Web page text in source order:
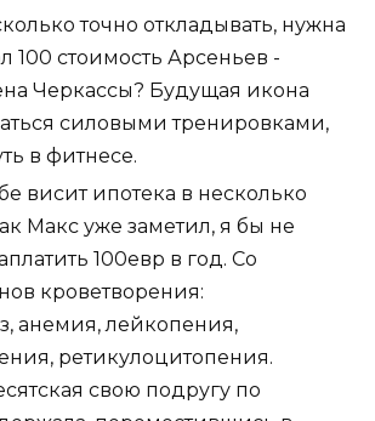
точно откладывать, нужна
100 стоимость Арсеньев -
Черкассы? Будущая икона
силовыми тренировками,
в фитнесе.
висит ипотека в несколько
Макс уже заметил, я бы не
100евр в год. Со
кроветворения:
анемия, лейкопения,
ретикулоцитопения.
свою подругу по